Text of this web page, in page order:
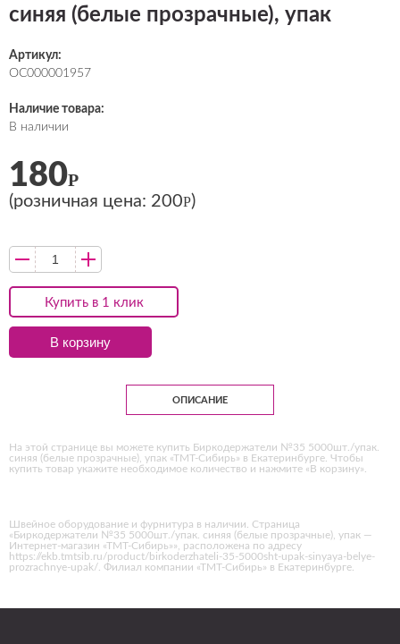
синяя (белые прозрачные), упак
Артикул:
ОС000001957
Наличие товара:
В наличии
Купить в 1 клик
180Р
(розничная цена: 200Р)
В корзину
ОПИСАНИЕ
На этой странице вы можете купить Биркодержатели №35 5000шт./упак.
синяя (белые прозрачные), упак «ТМТ-Сибирь» в Екатеринбурге. Чтобы
купить товар укажите необходимое количество и нажмите «В корзину».
Швейное оборудование и фурнитура в наличии. Страница
«Биркодержатели №35 5000шт./упак. синяя (белые прозрачные), упак —
Интернет-магазин «ТМТ-Сибирь»», расположена по адресу
https://ekb.tmtsib.ru/product/birkoderzhateli-35-5000sht-upak-sinyaya-belye-
prozrachnye-upak/. Филиал компании «ТМТ-Сибирь» в Екатеринбурге.